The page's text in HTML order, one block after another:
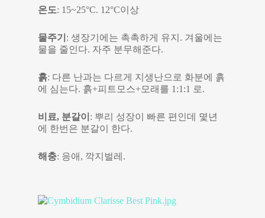
온도: 15~25°C. 12°C이상
물주기 : 생장기에는 촉촉하게 유지. 겨울에는
물을 줄인다. 자주 분무해준다.
흙: 다른 난과는 다르게 지생난으로 화분에 흙
에 심는다. 흙+피트모스+모래를 1:1:1 로.
비료, 분갈이 : 뿌리 성장이 빠른 편인데 몇년
에 한번은 분갈이 한다.
해충: 응애, 깍지벌레.